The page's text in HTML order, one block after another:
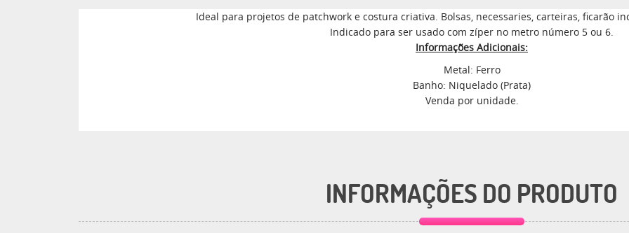
Ideal para projetos de patchwork e costura criativa. Bolsas, necessaries, carteiras, ficarão
Indicado para ser usado com zíper no metro número 5 ou 6.
Informações Adicionais:
Metal: Ferro
Banho: Niquelado (Prata)
Venda por unidade.
INFORMAÇÕES DO PRODUTO